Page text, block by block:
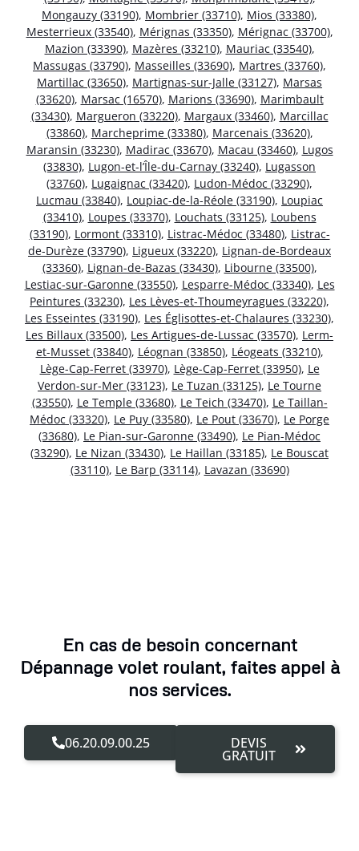
Mongauzy (33190), Mombrier (33710), Mios (33380),
Mesterrieux (33540), Mérignas (33350), Mérignac (33700),
Mazion (33390), Mazères (33210), Mauriac (33540),
Massugas (33790), Masseilles (33690), Martres (33760),
Martillac (33650), Martignas-sur-Jalle (33127), Marsas
(33620), Marsac (16570), Marions (33690), Marimbault
(33430), Margueron (33220), Margaux (33460), Marcillac
(33860), Marcheprime (33380), Marcenais (33620),
Maransin (33230), Madirac (33670), Macau (33460), Lugos
(33830), Lugon-et-l’Île-du-Carnay (33240), Lugasson
(33760), Lugaignac (33420), Ludon-Médoc (33290),
Lucmau (33840), Loupiac-de-la-Réole (33190), Loupiac
(33410), Loupes (33370), Louchats (33125), Loubens
(33190), Lormont (33310), Listrac-Médoc (33480), Listrac-
de-Durèze (33790), Ligueux (33220), Lignan-de-Bordeaux
(33360), Lignan-de-Bazas (33430), Libourne (33500),
Lestiac-sur-Garonne (33550), Lesparre-Médoc (33340), Les
Peintures (33230), Les Lèves-et-Thoumeyragues (33220),
Les Esseintes (33190), Les Églisottes-et-Chalaures (33230),
Les Billaux (33500), Les Artigues-de-Lussac (33570), Lerm-
et-Musset (33840), Léognan (33850), Léogeats (33210),
Lège-Cap-Ferret (33970), Lège-Cap-Ferret (33950), Le
Verdon-sur-Mer (33123), Le Tuzan (33125), Le Tourne
(33550), Le Temple (33680), Le Teich (33470), Le Taillan-
Médoc (33320), Le Puy (33580), Le Pout (33670), Le Porge
(33680), Le Pian-sur-Garonne (33490), Le Pian-Médoc
(33290), Le Nizan (33430), Le Haillan (33185), Le Bouscat
(33110), Le Barp (33114), Lavazan (33690)
En cas de besoin concernant
Dépannage volet roulant, faites appel à
nos services.
06.20.09.00.25 DEVIS
GRATUIT